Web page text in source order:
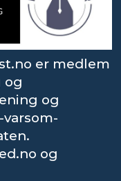
er medlem
og
og
og